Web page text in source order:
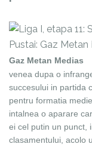
Gaz Metan Medias
venea dupa o
succesului in partida
pentru formatia
intalnea o aparare
ei cel putin un punct,
clasamentului, acolo